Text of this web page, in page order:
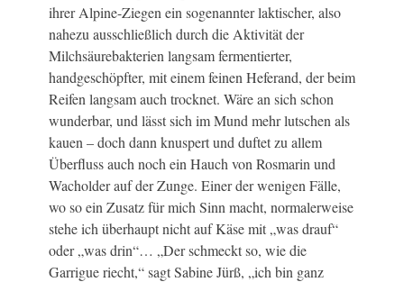
ihrer Alpine-Ziegen ein sogenannter laktischer, also
nahezu ausschließlich durch die Aktivität der
Milchsäurebakterien langsam fermentierter,
handgeschöpfter, mit einem feinen Heferand, der beim
Reifen langsam auch trocknet. Wäre an sich schon
wunderbar, und lässt sich im Mund mehr lutschen als
kauen – doch dann knuspert und duftet zu allem
Überfluss auch noch ein Hauch von Rosmarin und
Wacholder auf der Zunge. Einer der wenigen Fälle,
wo so ein Zusatz für mich Sinn macht, normalerweise
stehe ich überhaupt nicht auf Käse mit „was drauf“
oder „was drin“… „Der schmeckt so, wie die
Garrigue riecht,“ sagt Sabine Jürß, „ich bin ganz